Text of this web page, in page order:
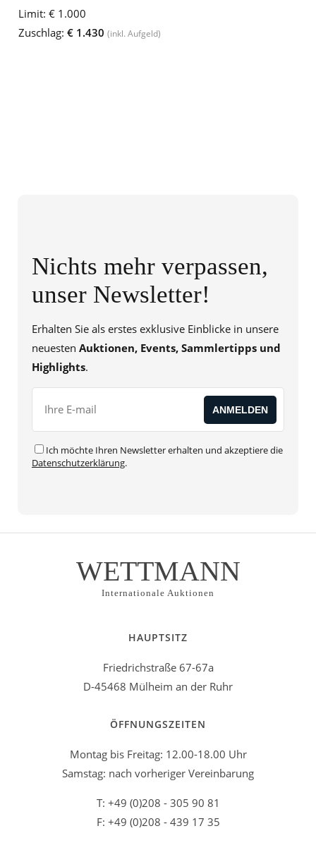
Limit: € 1.000
Zuschlag: € 1.430 (inkl. Aufgeld)
Nichts mehr verpassen,
unser Newsletter!
Erhalten Sie als erstes exklusive Einblicke in unsere
neuesten Auktionen, Events, Sammlertipps und
Highlights.
Ich möchte Ihren Newsletter erhalten und akzeptiere die
Datenschutzerklärung.
WETTMANN
Internationale Auktionen
HAUPTSITZ
Friedrichstraße 67-67a
D-45468 Mülheim an der Ruhr
ÖFFNUNGSZEITEN
Montag bis Freitag: 12.00-18.00 Uhr
Samstag: nach vorheriger Vereinbarung
T: +49 (0)208 - 305 90 81
F: +49 (0)208 - 439 17 35